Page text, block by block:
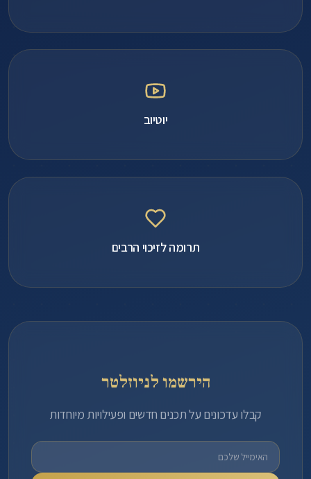
יוטיוב
תרומה לזיכוי הרבים
הירשמו לניוזלטר
קבלו עדכונים על תכנים חדשים ופעילויות מיוחדות
כתובת אימייל